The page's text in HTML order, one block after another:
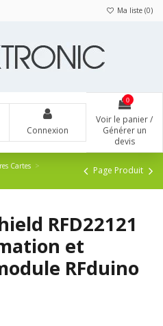
Ma liste (0)
Connexion
0
Voir le panier /
Générer un
devis
Cartes
Page Produit
RFD22121
et
RFduino